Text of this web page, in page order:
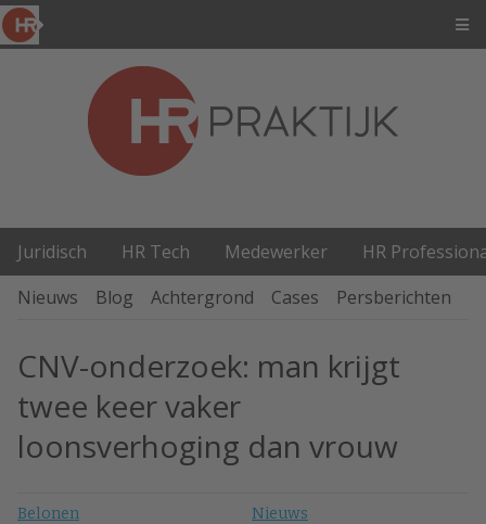
Juridisch HR Tech Medewerker
HR
Nieuws
Blog Achtergrond Cases Persberichten
CNV-onderzoek: man krijgt
twee keer vaker
loonsverhoging dan vrouw
Belonen Nieuws